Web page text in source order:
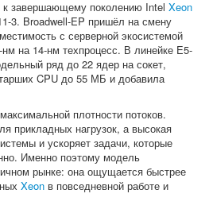
к завершающему поколению Intel Xeon
3. Broadwell-EP пришёл на смену
с серверной экосистемой
на 14-нм техпроцесс. В линейке E5-
ряд до 22 ядер на сокет,
CPU до 55 МБ и добавила
плотности потоков.
прикладных нагрузок, а высокая
и ускоряет задачи, которые
Именно поэтому модель
рынке: она ощущается быстрее
Xeon в повседневной работе и